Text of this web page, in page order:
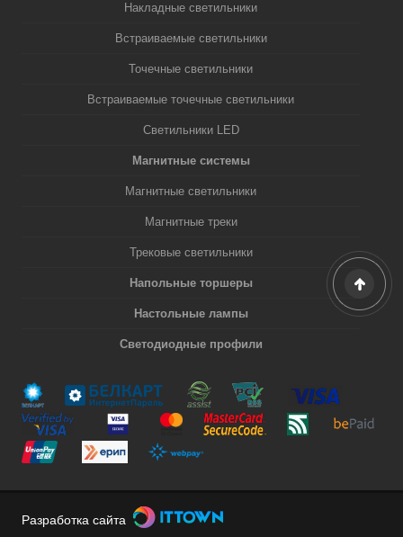
Накладные светильники
Встраиваемые светильники
Точечные светильники
Встраиваемые точечные светильники
Светильники LED
Магнитные системы
Магнитные светильники
Магнитные треки
Трековые светильники
Напольные торшеры
Настольные лампы
Светодиодные профили
Разработка сайта